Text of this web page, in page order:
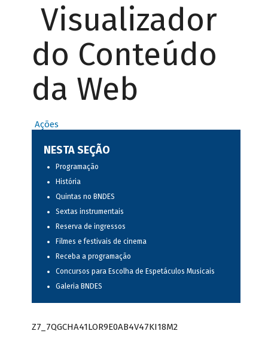
Visualizador
do Conteúdo
da Web
Ações
NESTA SEÇÃO
Programação
História
Quintas no BNDES
Sextas instrumentais
Reserva de ingressos
Filmes e festivais de cinema
Receba a programação
Concursos para Escolha de Espetáculos Musicais
Galeria BNDES
Z7_7QGCHA41LOR9E0AB4V47KI18M2